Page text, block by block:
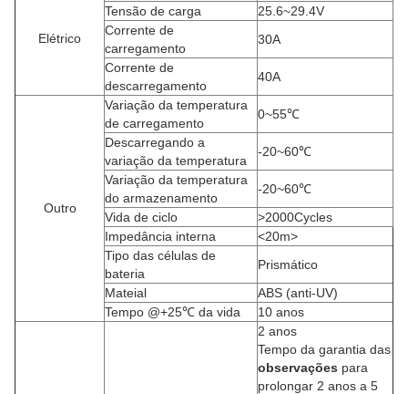
Elétrico
Tensão de carga
25.6~29.4V
Corrente de
carregamento
30A
Corrente de
descarregamento
40A
Outro
Variação da temperatura
de carregamento
0~55℃
Descarregando a
variação da temperatura
-20~60℃
Variação da temperatura
do armazenamento
-20~60℃
Vida de ciclo
>2000Cycles
Impedância interna
<20m>
Tipo das células de
bateria
Prismático
Mateial
ABS (anti-UV)
Tempo @+25℃ da vida
10 anos
2 anos
Tempo da garantia das
observações para
prolongar 2 anos a 5